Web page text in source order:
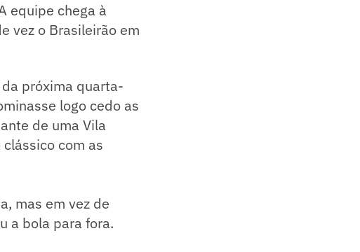
equipe chega à
vez o Brasileirão em
próxima quarta-
logo cedo as
de uma Vila
com as
mas em vez de
a bola para fora.